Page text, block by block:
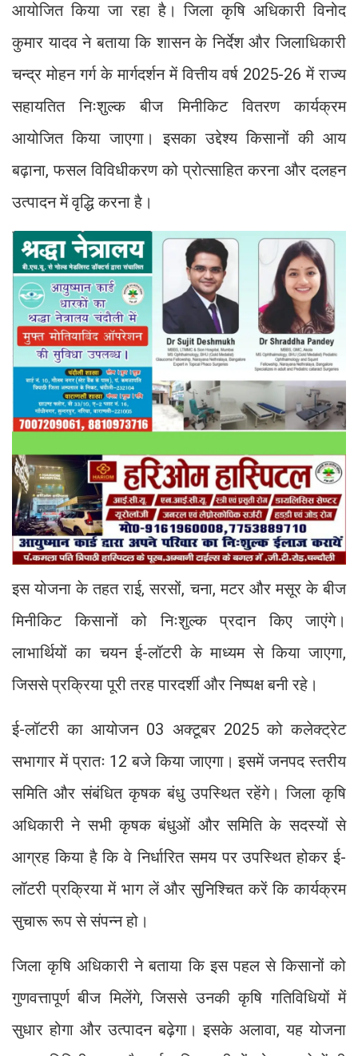
आयोजित किया जा रहा है। जिला कृषि अधिकारी विनोद
कुमार यादव ने बताया कि शासन के निर्देश और जिलाधिकारी
चन्द्र मोहन गर्ग के मार्गदर्शन में वित्तीय वर्ष 2025-26 में राज्य
सहायतित निःशुल्क बीज मिनीकिट वितरण कार्यक्रम
आयोजित किया जाएगा। इसका उद्देश्य किसानों की आय
बढ़ाना, फसल विविधीकरण को प्रोत्साहित करना और दलहन
उत्पादन में वृद्धि करना है।
इस योजना के तहत राई, सरसों, चना, मटर और मसूर के बीज
मिनीकिट किसानों को निःशुल्क प्रदान किए जाएंगे।
लाभार्थियों का चयन ई-लॉटरी के माध्यम से किया जाएगा,
जिससे प्रक्रिया पूरी तरह पारदर्शी और निष्पक्ष बनी रहे।
ई-लॉटरी का आयोजन 03 अक्टूबर 2025 को कलेक्ट्रेट
सभागार में प्रातः 12 बजे किया जाएगा। इसमें जनपद स्तरीय
समिति और संबंधित कृषक बंधु उपस्थित रहेंगे। जिला कृषि
अधिकारी ने सभी कृषक बंधुओं और समिति के सदस्यों से
आग्रह किया है कि वे निर्धारित समय पर उपस्थित होकर ई-
लॉटरी प्रक्रिया में भाग लें और सुनिश्चित करें कि कार्यक्रम
सुचारू रूप से संपन्न हो।
जिला कृषि अधिकारी ने बताया कि इस पहल से किसानों को
गुणवत्तापूर्ण बीज मिलेंगे, जिससे उनकी कृषि गतिविधियों में
सुधार होगा और उत्पादन बढ़ेगा। इसके अलावा, यह योजना